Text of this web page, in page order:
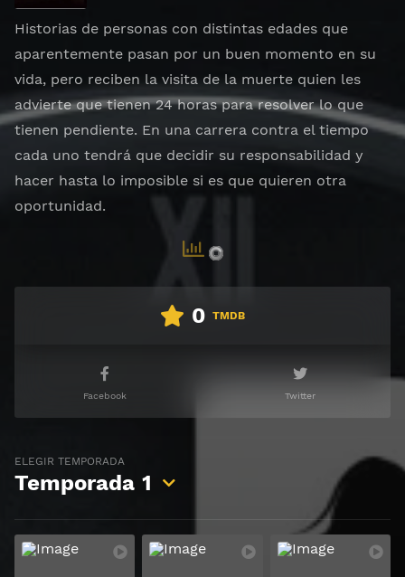
Historias de personas con distintas edades que
aparentemente pasan por un buen momento en su
vida, pero reciben la visita de la muerte quien les
advierte que tienen 24 horas para resolver lo que
tienen pendiente. En una carrera contra el tiempo
cada uno tendrá que decidir su responsabilidad y
hacer hasta lo imposible si es que quieren otra
oportunidad.
0 TMDB
Facebook Twitter
ELEGIR TEMPORADA
Temporada 1
Ver Ver